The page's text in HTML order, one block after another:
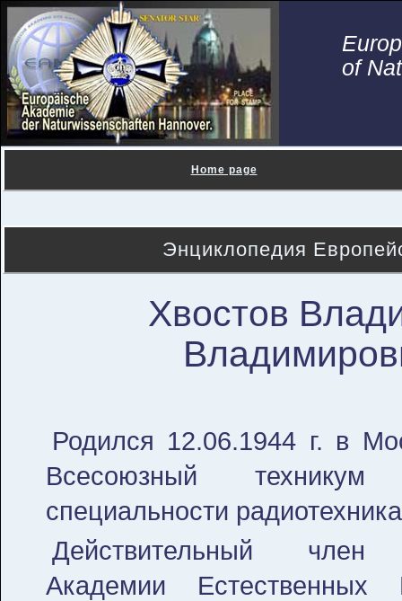
of
Home page
Энциклопедия
Хвостов
Родился 12.06.1944 г. в
Всесоюзный
специальности
Действительный член
Академии